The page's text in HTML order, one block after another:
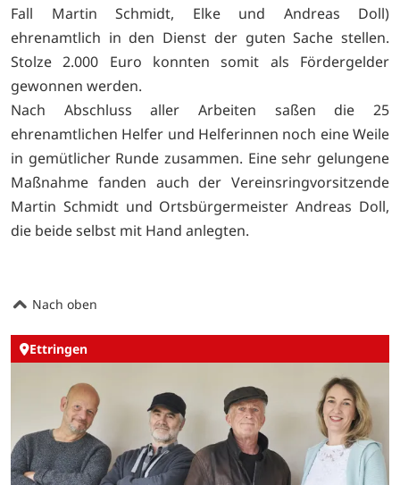
Fall Martin Schmidt, Elke und Andreas Doll)
ehrenamtlich in den Dienst der guten Sache stellen.
Stolze 2.000 Euro konnten somit als Fördergelder
gewonnen werden.
Nach Abschluss aller Arbeiten saßen die 25
ehrenamtlichen Helfer und Helferinnen noch eine Weile
in gemütlicher Runde zusammen. Eine sehr gelungene
Maßnahme fanden auch der Vereinsringvorsitzende
Martin Schmidt und Ortsbürgermeister Andreas Doll,
die beide selbst mit Hand anlegten.
Nach oben
Ettringen